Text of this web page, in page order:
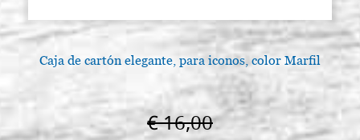
Caja de cartón elegante, para iconos, color Marfil
€ 16,00